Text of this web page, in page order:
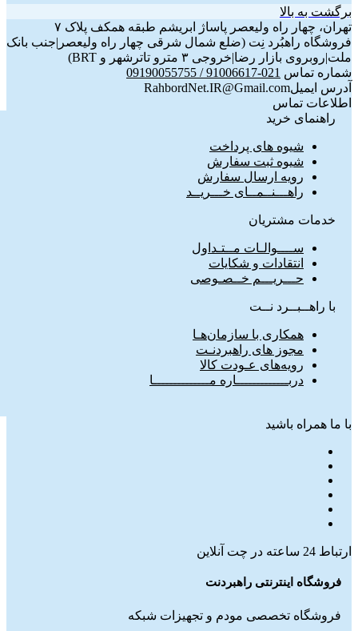
برگشت به بالا
تهران، چهار راه ولیعصر پاساژ ابریشم طبقه همکف پلاک ۷
فروشگاه راهبُرد نِت (ضلع شمال شرقی چهار راه ولیعصر|جنب بانک
ملت|روبروی بازار رضا|خروجی ۳ مترو تاترشهر و BRT)‎‎
شماره تماس 021-91006617 / 09190055755
آدرس ایمیلRahbordNet.IR@Gmail.com
اطلاعات تماس
راهنمای خرید
شیوه های پرداخت
شیوه ثبت سفارش
رویه ارسال سفارش
راهـــنــمــای خـــریــد
خدمات مشتریان
ســــوالـات مــتـداول
انتقادات و شکایات
حـــریـــم خــصـوصی
با راهــبــرد نــت
همکاری با سازمان‌هـا
مجوز های راهبردنـت
رویه‌های عـودت کالا
دربـــــــــــــاره مــــــــــــــا
با ما همراه باشید
ارتباط 24 ساعته در چت آنلاین
فروشگاه اینترنتی راهبردنت
فروشگاه تخصصی مودم و تجهیزات شبکه